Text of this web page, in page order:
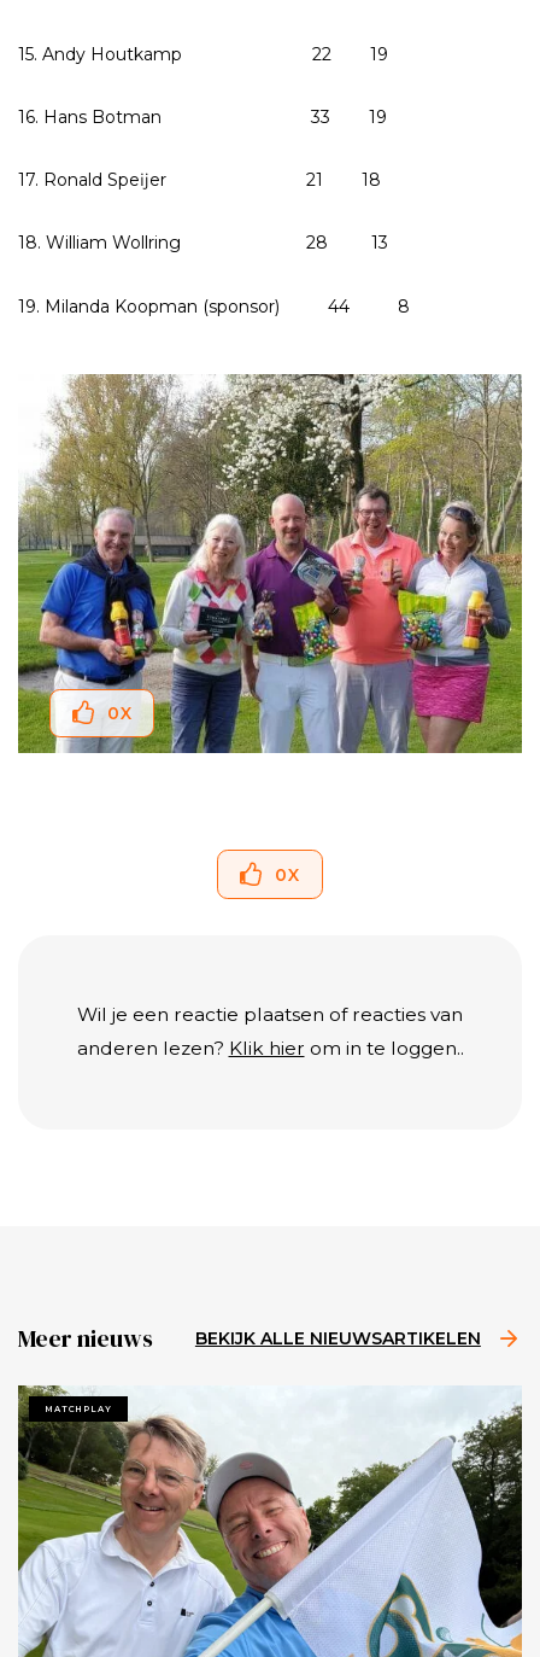
15. Andy Houtkamp 22 19
16. Hans Botman 33 19
17. Ronald Speĳer 21 18
18. William Wollring 28 13
19. Milanda Koopman (sponsor) 44 8
0X
0X
Wil je een reactie plaatsen of reacties van
anderen lezen? Klik hier om in te loggen..
Meer nieuws BEKIJK ALLE NIEUWSARTIKELEN
MATCHPLAY